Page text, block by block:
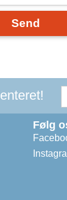
Send
Følg